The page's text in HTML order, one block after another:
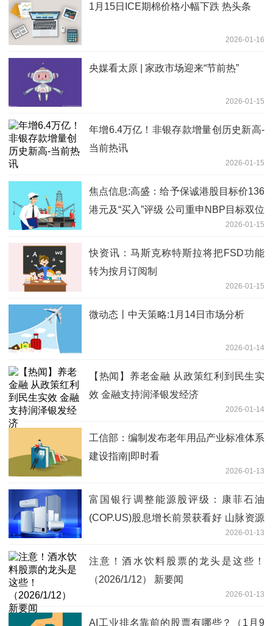
1月15日ICE期棉价格小幅下跌 热头条
2026-01-16
央媒看太原 | 家政市场迎来“节前热”
2026-01-15
年增6.4万亿！非银存款增量创历史新高-
当前热讯
2026-01-15
焦点信息:高盛：给予保诚港股目标价136
港元及“买入”评级 公司重申NBP目标双位
2026-01-15
快资讯：马斯克称特斯拉将把FSD功能
转为按月订阅制
2026-01-15
微动态丨中天策略:1月14日市场分析
2026-01-14
【热闻】养老金融 从政策红利到民生实
效 金融支持润泽银发经济
2026-01-14
工信部：编制发布老年用品产业标准体系
建设指南|即时看
2026-01-13
富国银行调整能源股评级：康菲石油
(COP.US)股息增长前景获看好 山脉资源
(RRC.US)因估值溢价遭下调|观点2026-01-13
注意！酒水饮料股票的龙头是这些！
（2026/1/12） 新要闻
2026-01-13
AI工业排名靠前的股票有哪些？（1月9